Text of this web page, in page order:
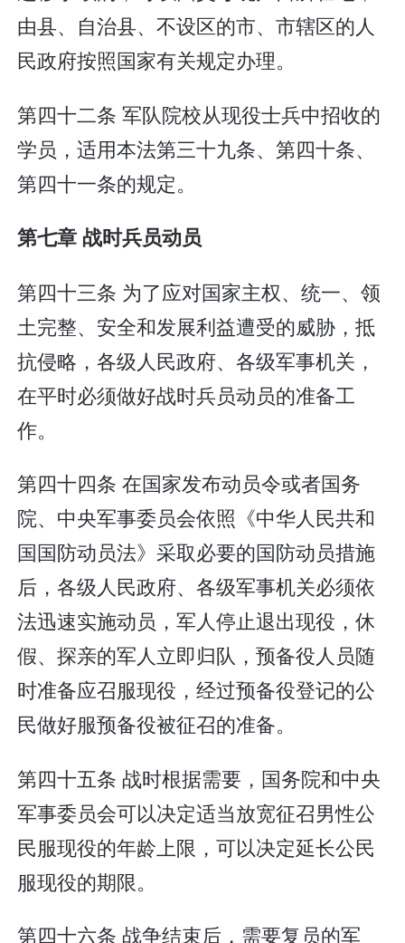
由县、自治县、不设区的市、市辖区的人
民政府按照国家有关规定办理。
第四十二条 军队院校从现役士兵中招收的
学员，适用本法第三十九条、第四十条、
第四十一条的规定。
第七章 战时兵员动员
第四十三条 为了应对国家主权、统一、领
土完整、安全和发展利益遭受的威胁，抵
抗侵略，各级人民政府、各级军事机关，
在平时必须做好战时兵员动员的准备工
作。
第四十四条 在国家发布动员令或者国务
院、中央军事委员会依照《中华人民共和
国国防动员法》采取必要的国防动员措施
后，各级人民政府、各级军事机关必须依
法迅速实施动员，军人停止退出现役，休
假、探亲的军人立即归队，预备役人员随
时准备应召服现役，经过预备役登记的公
民做好服预备役被征召的准备。
第四十五条 战时根据需要，国务院和中央
军事委员会可以决定适当放宽征召男性公
民服现役的年龄上限，可以决定延长公民
服现役的期限。
第四十六条 战争结束后，需要复员的军